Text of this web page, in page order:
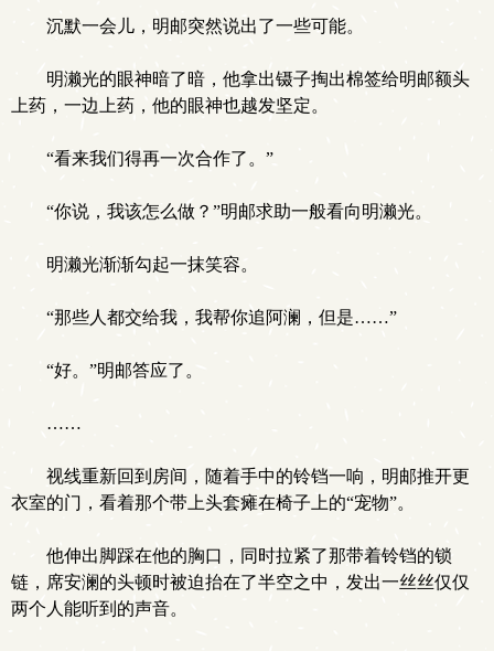
沉默一会儿，明邮突然说出了一些可能。
明濑光的眼神暗了暗，他拿出镊子掏出棉签给明邮额头
上药，一边上药，他的眼神也越发坚定。
“看来我们得再一次合作了。”
“你说，我该怎么做？”明邮求助一般看向明濑光。
明濑光渐渐勾起一抹笑容。
“那些人都交给我，我帮你追阿澜，但是……”
“好。”明邮答应了。
……
视线重新回到房间，随着手中的铃铛一响，明邮推开更
衣室的门，看着那个带上头套瘫在椅子上的“宠物”。
他伸出脚踩在他的胸口，同时拉紧了那带着铃铛的锁
链，席安澜的头顿时被迫抬在了半空之中，发出一丝丝仅仅
两个人能听到的声音。